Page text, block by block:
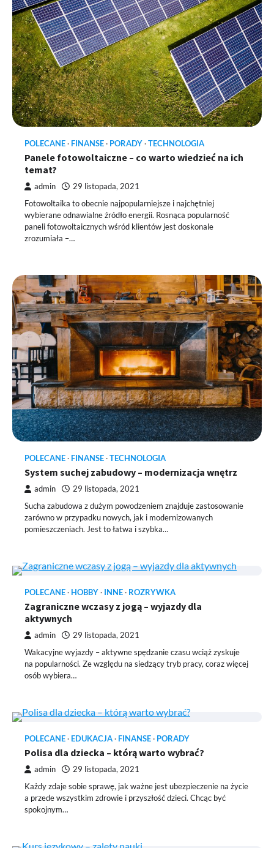
POLECANE FINANSE PORADY TECHNOLOGIA
Panele fotowoltaiczne – co warto wiedzieć na ich
temat?
admin 29 listopada, 2021
Fotowoltaika to obecnie najpopularniejsze i najchętniej
wybierane odnawialne źródło energii. Rosnąca popularność
paneli fotowoltaicznych wśród klientów jest doskonale
zrozumiała –…
POLECANE FINANSE TECHNOLOGIA
System suchej zabudowy – modernizacja wnętrz
admin 29 listopada, 2021
Sucha zabudowa z dużym powodzeniem znajduje zastosowanie
zarówno w przypadku nowych, jak i modernizowanych
pomieszczeniach. Jest to łatwa i szybka…
POLECANE HOBBY INNE ROZRYWKA
Zagraniczne wczasy z jogą – wyjazdy dla
aktywnych
admin 29 listopada, 2021
Wakacyjne wyjazdy – aktywne spędzanie czasu wciąż zyskuje
na popularności. Ze względu na siedzący tryb pracy, coraz więcej
osób wybiera…
POLECANE EDUKACJA FINANSE PORADY
Polisa dla dziecka – którą warto wybrać?
admin 29 listopada, 2021
Każdy zdaje sobie sprawę, jak ważne jest ubezpieczenie na życie
a przede wszystkim zdrowie i przyszłość dzieci. Chcąc być
spokojnym…